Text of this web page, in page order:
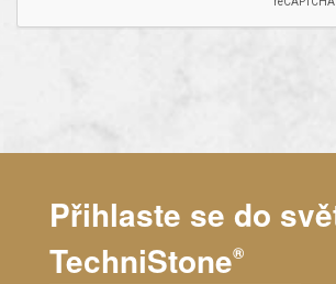
Přihlaste se do
TechniStone®